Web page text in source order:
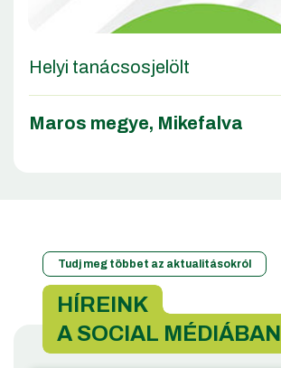
Helyi tanácsosjelölt
Maros megye, Mikefalva
HÍREINK
A SOCIAL MÉDIÁBAN
Tudj meg többet az aktualitásokról